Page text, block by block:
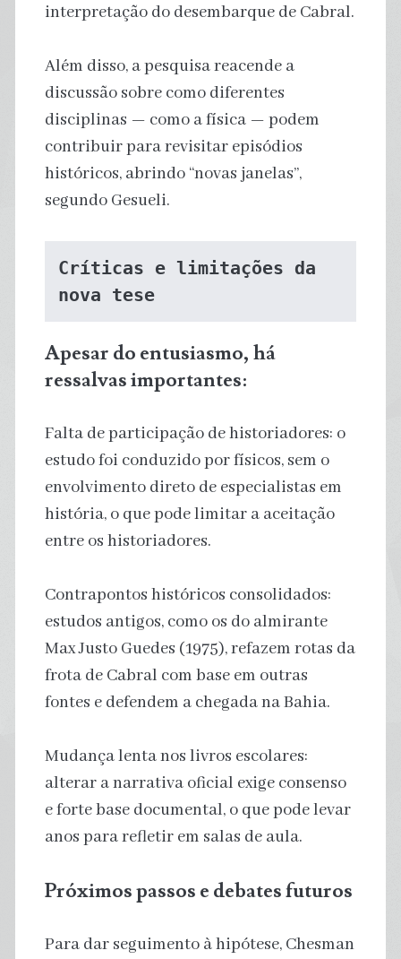
interpretação do desembarque de Cabral.
Além disso, a pesquisa reacende a
discussão sobre como diferentes
disciplinas — como a física — podem
contribuir para revisitar episódios
históricos, abrindo “novas janelas”,
segundo Gesueli.
Críticas e limitações da
nova tese
Apesar do entusiasmo, há
ressalvas importantes:
Falta de participação de historiadores: o
estudo foi conduzido por físicos, sem o
envolvimento direto de especialistas em
história, o que pode limitar a aceitação
entre os historiadores.
Contrapontos históricos consolidados:
estudos antigos, como os do almirante
Max Justo Guedes (1975), refazem rotas da
frota de Cabral com base em outras
fontes e defendem a chegada na Bahia.
Mudança lenta nos livros escolares:
alterar a narrativa oficial exige consenso
e forte base documental, o que pode levar
anos para refletir em salas de aula.
Próximos passos e debates futuros
Para dar seguimento à hipótese, Chesman